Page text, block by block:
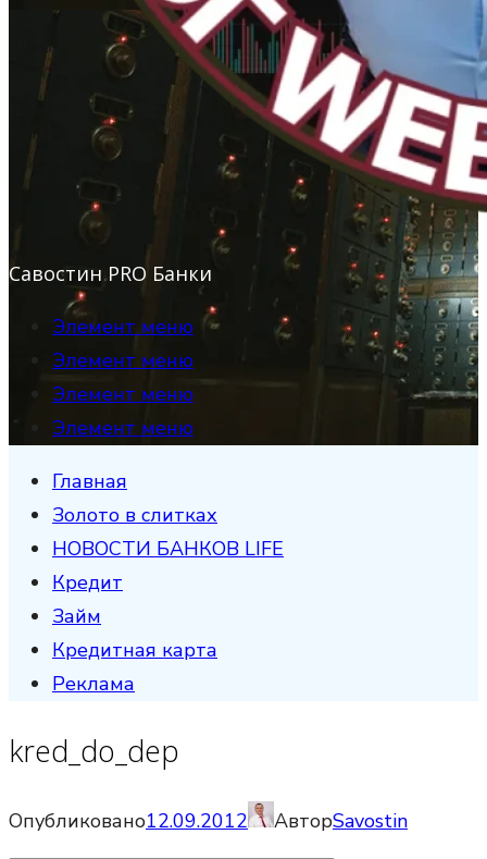
Савостин PRO Банки
Элемент меню
Элемент меню
Элемент меню
Элемент меню
Главная
Золото в слитках
НОВОСТИ БАНКОВ LIFE
Кредит
Займ
Кредитная карта
Реклама
kred_do_dep
Опубликовано12.09.2012 АвторSavostin